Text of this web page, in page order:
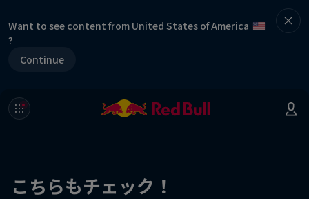
Want to see content from United States of America
?
Continue
こちらもチェック！